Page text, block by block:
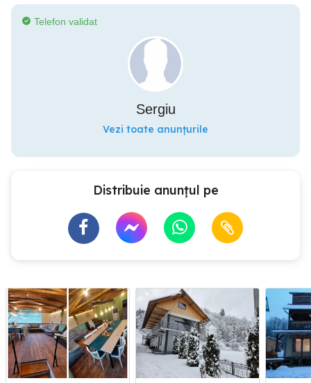
Telefon validat
Sergiu
Vezi toate anunțurile
Distribuie anunțul pe